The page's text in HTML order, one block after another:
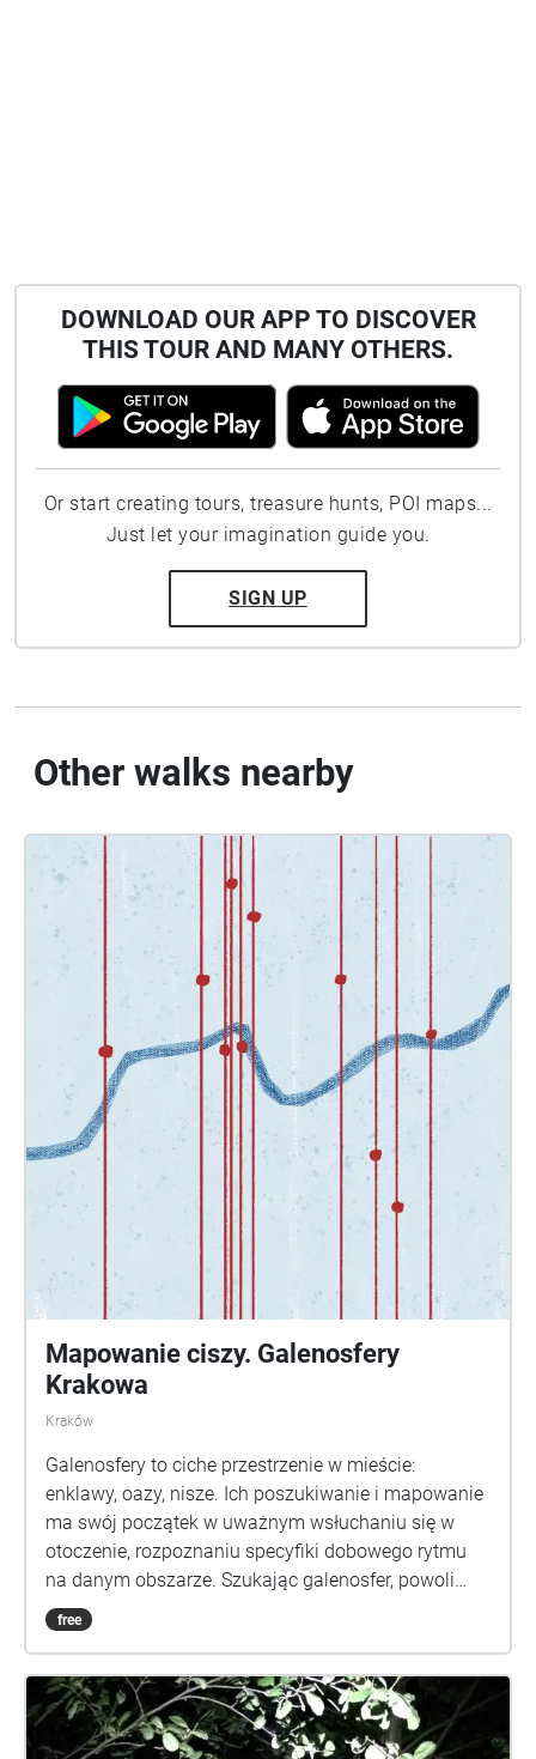
DOWNLOAD OUR APP TO DISCOVER
THIS TOUR AND MANY OTHERS.
Or start creating tours, treasure hunts, POI maps...
Just let your imagination guide you.
SIGN UP
Other walks nearby
Mapowanie ciszy. Galenosfery
Krakowa
Kraków
Galenosfery to ciche przestrzenie w mieście:
enklawy, oazy, nisze. Ich poszukiwanie i mapowanie
ma swój początek w uważnym wsłuchaniu się w
otoczenie, rozpoznaniu specyfiki dobowego rytmu
na danym obszarze. Szukając galenosfer, powoli
otwiera się przed słuchającym wyjątkowy świat -
soundscape i miasto, które odsłania swoją
jednoznacznie zdefiniować. Odkrywanie stref ciszy
ma głęboki związek z rozpoznaniem natury miejsca,
kondycją dźwiękowego świata a przede wszystkim z
free